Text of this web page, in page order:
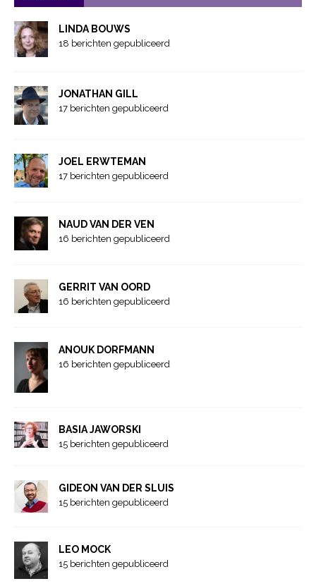
LINDA BOUWS
18 berichten gepubliceerd
JONATHAN GILL
17 berichten gepubliceerd
JOEL ERWTEMAN
17 berichten gepubliceerd
NAUD VAN DER VEN
16 berichten gepubliceerd
GERRIT VAN OORD
16 berichten gepubliceerd
ANOUK DORFMANN
16 berichten gepubliceerd
BASIA JAWORSKI
15 berichten gepubliceerd
GIDEON VAN DER SLUIS
15 berichten gepubliceerd
LEO MOCK
15 berichten gepubliceerd